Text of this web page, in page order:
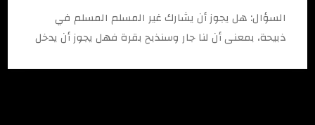
السؤال: هل يجوز أن يشارك غير المسلم المسلم في
ذبيحة، بمعنى أن لنا جار وسنذبح بقرة فهل يجوز أن يدخل